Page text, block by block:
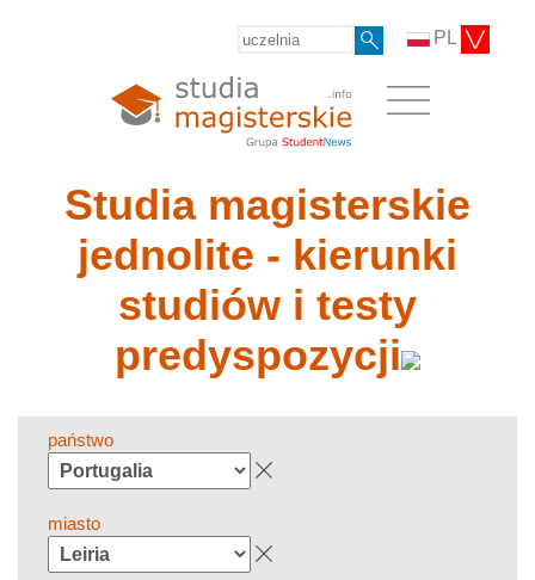
PL
Studia magisterskie
jednolite - kierunki
studiów i testy
predyspozycji
państwo
miasto